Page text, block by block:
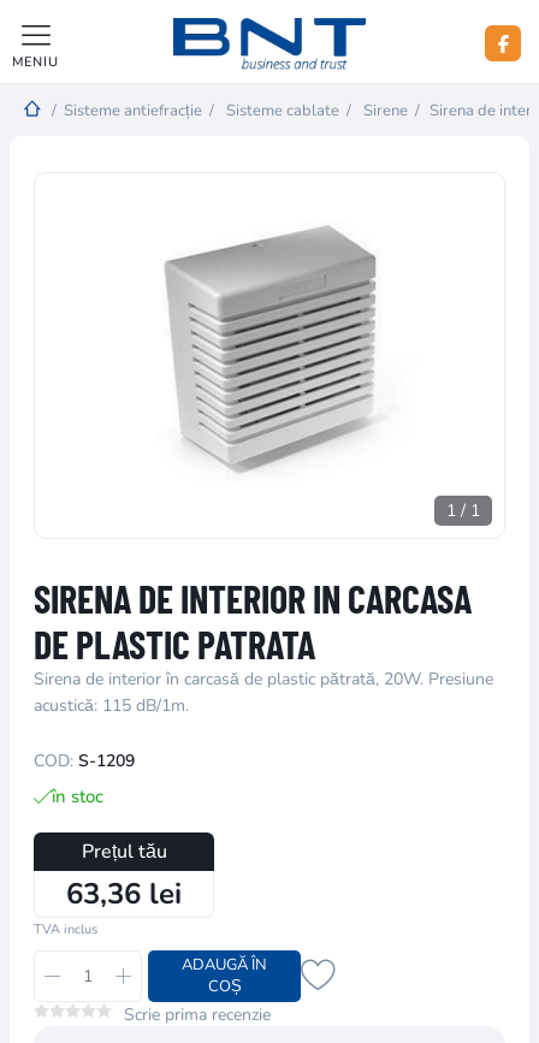
MENIU
/ Sisteme antiefracție / Sisteme cablate / Sirene / Sirena de
1 / 1
SIRENA DE INTERIOR IN CARCASA
DE PLASTIC PATRATA
Sirena de interior în carcasă de plastic pătrată, 20W. Presiune
acustică: 115 dB/1m.
COD: S-1209
în stoc
Prețul tău
63,36 lei
TVA inclus
ADAUGĂ ÎN
COȘ
Scrie prima recenzie